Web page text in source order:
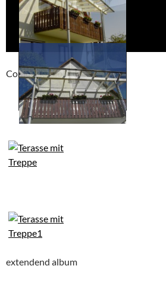
Compackt album
extendend album